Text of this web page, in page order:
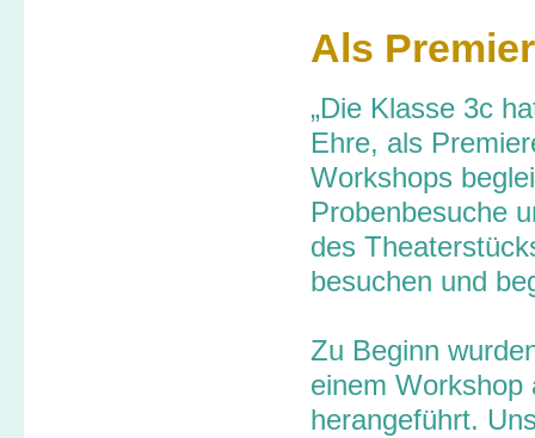
Als
„Die Klasse 3c
Ehre, als
Workshops
Probenbesuche
des
besuchen und
Zu Beginn
einem Workshop
herangeführt.